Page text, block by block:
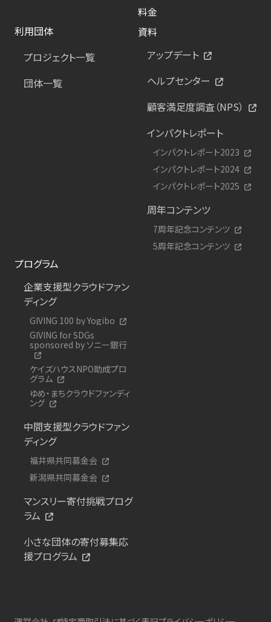
料金
利用団体
プロジェクト一覧
団体一覧
資料
アップデート
ヘルプセンター
顧客満足度調査（NPS）
インパクトレポート
インパクトレポート2023
インパクトレポート2024
インパクトレポート2025
周年コンテンツ
7周年記念コンテンツ
5周年記念コンテンツ
プログラム
企業支援型クラウドファン
ディング
GIVING 100 by Yogibo
GIVING for SDGs
sponsored by ソニー銀行
ケイズハウスNPO助成プロ
グラム
ゆめ・まちクラウドファンディ
ング
中間支援型クラウドファン
ディング
福井県共同募金会
新潟県共同募金会
マンスリー寄付挑戦プログ
ラム
小さな団体の寄付募集応
援プログラム